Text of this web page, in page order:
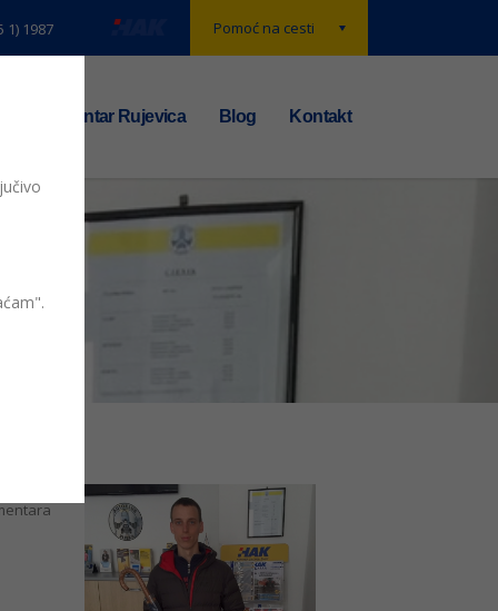
Pomoć na cesti
1) 1987
TS centar Rujevica Blog Kontakt